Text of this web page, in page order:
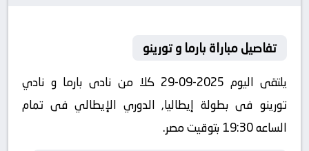
تفاصيل مباراة بارما و تورينو
يلتقى اليوم 2025-09-29 كلا من نادى بارما و نادي
تورينو فى بطولة إيطاليا, الدوري الإيطالي فى تمام
الساعه 19:30 بتوقيت مصر.